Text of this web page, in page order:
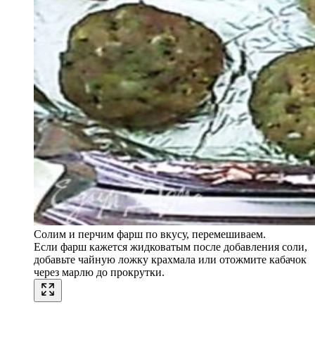
Солим и перчим фарш по вкусу, перемешиваем.
Если фарш кажется жидковатым после добавления соли,
добавьте чайную ложку крахмала или отожмите кабачок
через марлю до прокрутки.